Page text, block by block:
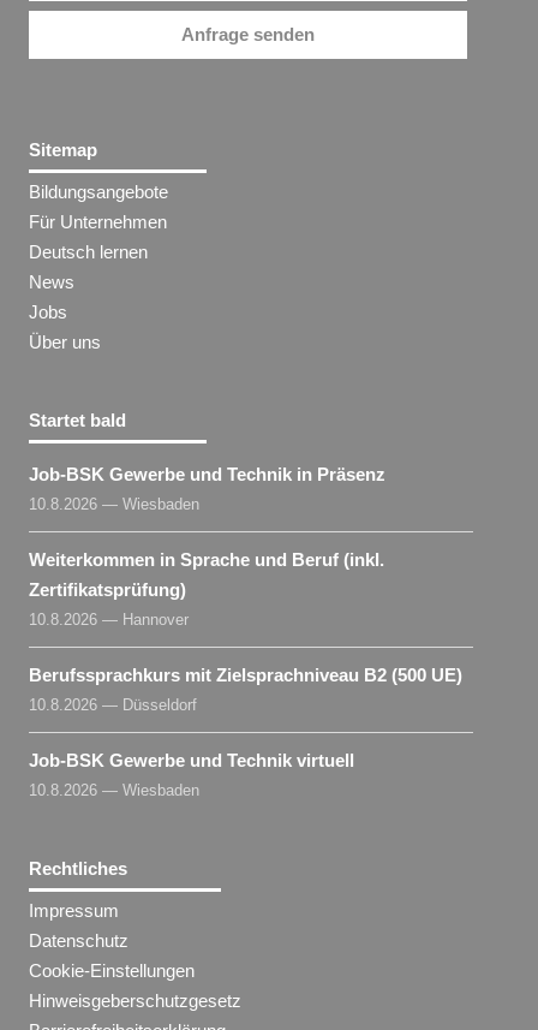
Anfrage senden
Sitemap
Bildungsangebote
Für Unternehmen
Deutsch lernen
News
Jobs
Über uns
Startet bald
Job-BSK Gewerbe und Technik in Präsenz
10.8.2026 — Wiesbaden
Weiterkommen in Sprache und Beruf (inkl.
Zertifikatsprüfung)
10.8.2026 — Hannover
Berufssprachkurs mit Zielsprachniveau B2 (500 UE)
10.8.2026 — Düsseldorf
Job-BSK Gewerbe und Technik virtuell
10.8.2026 — Wiesbaden
Rechtliches
Impressum
Datenschutz
Cookie-Einstellungen
Hinweisgeberschutzgesetz